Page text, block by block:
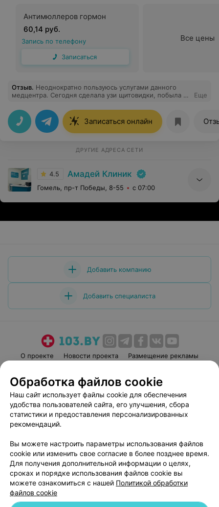
Антимюллеров гормон
60,14 руб.
Запись по телефону
Записаться
Все цены
Отзыв. Неоднократно пользуюсь услугами данного
медцентра. Сегодня сделала узи щитовидки, побыла на
Всем рекомендую,быстро,качественно, приветливый и
профессиональный персонал.
Еще
Записаться онлайн
ДРУГИЕ АДРЕСА СЕТИ
4.5 Амадей Клиник
Гомель, пр-т Победы, 8-55 с 07:00
Добавить специалиста
Обработка файлов cookie
Наш сайт использует файлы cookie для обеспечения
удобства пользователей сайта, его улучшения, сбора
статистики и предоставления персонализированных
рекомендаций.
Вы можете настроить параметры использования файлов
cookie или изменить свое согласие в более позднее время.
Для получения дополнительной информации о целях,
сроках и порядке использования файлов cookie вы
можете ознакомиться с нашей Политикой обработки
файлов cookie